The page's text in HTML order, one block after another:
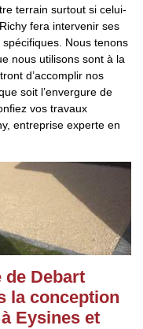
terrain surtout si celui-
fera intervenir ses
spécifiques. Nous tenons
nous utilisons sont à la
d’accomplir nos
soit l’envergure de
vos travaux
entreprise experte en
de Debart
la conception
Eysines et